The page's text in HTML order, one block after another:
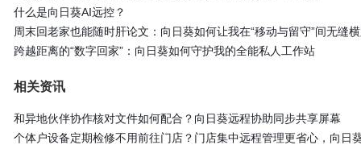
什么是向日葵AI远控？
周末回老家也能随时肝论文：向日葵如何让我在“移动与留守”间无缝
跨越距离的“数字回家”：向日葵如何守护我的全能私人工作站
相关资讯
和异地伙伴协作核对文件如何配合？向日葵远程协助同步共享屏幕
个体户设备定期检修不用前往门店？门店集中远程管理更省心，向日